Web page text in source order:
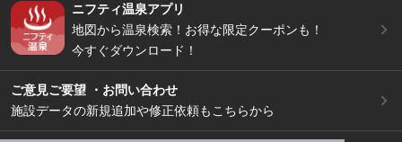
ニフティ温泉アプリ
地図から温泉検索！お得な限定クーポンも！
今すぐダウンロード！
ご意見ご要望 ・お問い合わせ
施設データの新規追加や修正依頼もこちらから